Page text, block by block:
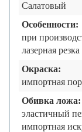
Салатовый
Особенности:
при
лазерная
Окраска:
импортная
Обивка ложа:
эластичный
импортная